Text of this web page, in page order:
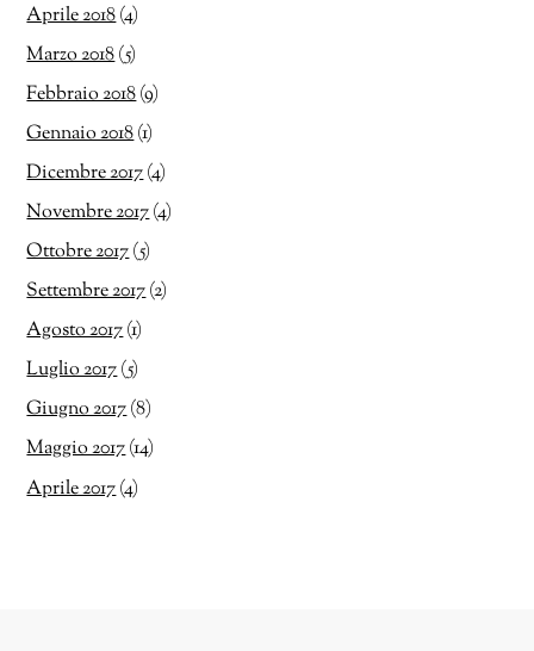
Aprile 2018(4)
Marzo 2018(5)
Febbraio 2018(9)
Gennaio 2018(1)
Dicembre 2017(4)
Novembre 2017(4)
Ottobre 2017(5)
Settembre 2017(2)
Agosto 2017(1)
Luglio 2017(5)
Giugno 2017(8)
Maggio 2017(14)
Aprile 2017(4)